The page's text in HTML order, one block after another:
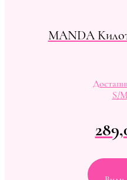
MANDA
S/